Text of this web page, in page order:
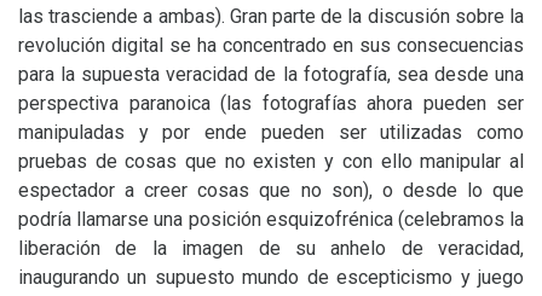
las trasciende a ambas). Gran parte de la discusión sobre la
revolución digital se ha concentrado en sus consecuencias
para la supuesta veracidad de la fotografía, sea desde una
perspectiva paranoica (las fotografías ahora pueden ser
manipuladas y por ende pueden ser utilizadas como
pruebas de cosas que no existen y con ello manipular al
espectador a creer cosas que no son), o desde lo que
podría llamarse una posición esquizofrénica (celebramos la
liberación de la imagen de su anhelo de veracidad,
inaugurando un supuesto mundo de escepticismo y juego